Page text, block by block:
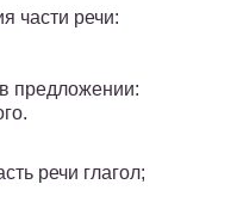
части речи:
предложении:
речи глагол;